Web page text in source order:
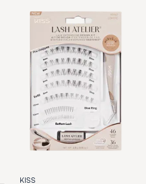
KISS